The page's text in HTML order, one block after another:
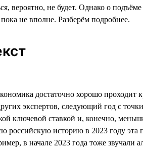
вероятно, не будет. Однако о
не вполне. Разберём подробнее.
достаточно хорошо
экспертов, следующий год с
ключевой ставкой и, конечно,
российскую историю в 2023 году
в начале 2023 года тоже звучали